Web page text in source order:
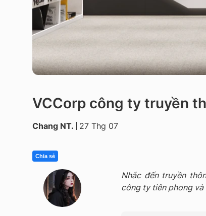
VCCorp công ty truyền
Chang NT. 27 Thg 07
Chia sẻ
Nhắc đến truyền
công ty tiên phong